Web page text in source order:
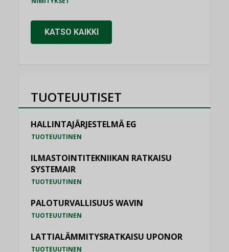
KATSO KAIKKI
TUOTEUUTISET
HALLINTAJÄRJESTELMÄ EG
TUOTEUUTINEN
ILMASTOINTITEKNIIKAN RATKAISU
SYSTEMAIR
TUOTEUUTINEN
PALOTURVALLISUUS WAVIN
TUOTEUUTINEN
LATTIALÄMMITYSRATKAISU UPONOR
TUOTEUUTINEN